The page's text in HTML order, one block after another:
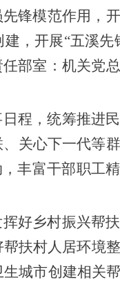
锋模范作用，
建，开展“五溪先
部室：机关党总
程，统筹推进
关心下一代等
丰富干部职工
好乡村振兴帮扶
扶村人居环境
城市创建相关